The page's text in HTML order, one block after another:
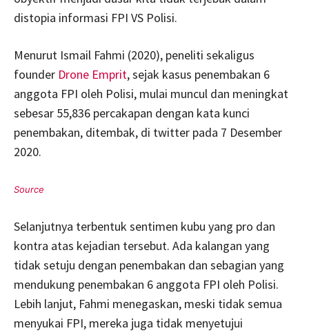
distopia informasi FPI VS Polisi.
Menurut Ismail Fahmi (2020), peneliti sekaligus
founder Drone Emprit, sejak kasus penembakan 6
anggota FPI oleh Polisi, mulai muncul dan meningkat
sebesar 55,836 percakapan dengan kata kunci
penembakan, ditembak, di twitter pada 7 Desember
2020.
Selanjutnya terbentuk sentimen kubu yang pro dan
kontra atas kejadian tersebut. Ada kalangan yang
tidak setuju dengan penembakan dan sebagian yang
mendukung penembakan 6 anggota FPI oleh Polisi.
Lebih lanjut, Fahmi menegaskan, meski tidak semua
menyukai FPI, mereka juga tidak menyetujui